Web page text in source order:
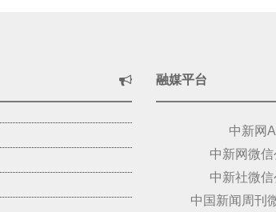
融媒平台
中新网
中新网微
中新社微
中国新闻周刊